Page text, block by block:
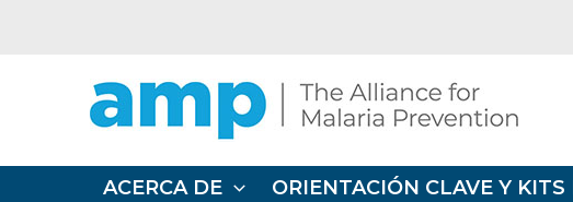
ACERCA DE ORIENTACIÓN CLAVE Y